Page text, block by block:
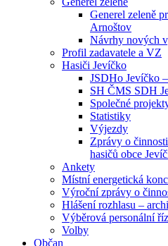
Generel zeleně
Arnoštov
Návrhy nových
Profil zadavatele a VZ
Hasiči Jevíčko
JSDHo Jevíčko –
SH ČMS SDH
Společné
Statistiky
Výjezdy
Zprávy o
hasičů obce
Ankety
Místní energetická
Výroční zprávy o
Hlášení rozhlasu –
Výběrová personální
Volby
Občan